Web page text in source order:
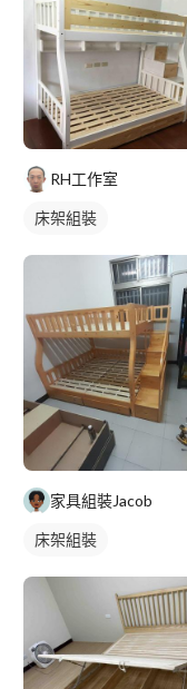
RH工作室
床架組裝
家具組裝Jacob
床架組裝